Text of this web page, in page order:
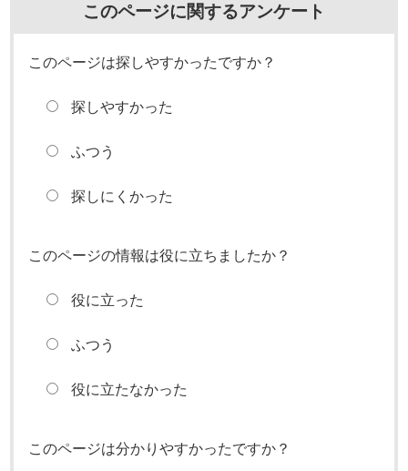
このページに関するアンケート
このページは探しやすかったですか？
探しやすかった
ふつう
探しにくかった
このページの情報は役に立ちましたか？
役に立った
ふつう
役に立たなかった
このページは分かりやすかったですか？